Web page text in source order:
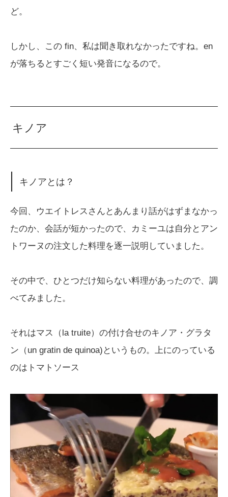
ど。
しかし、この fin、私は聞き取れなかったですね。en
が落ちるとすごく短い発音になるので。
キノア
キノアとは？
今回、ウエイトレスさんとあんまり話がはずまなかっ
たのか、会話が短かったので、カミーユは自分とアン
トワーヌの注文した料理を逐一説明していました。
その中で、ひとつだけ知らない料理があったので、調
べてみました。
それはマス（la truite）の付け合せのキノア・グラタ
ン（un gratin de quinoa)というもの。上にのっている
のはトマトソース